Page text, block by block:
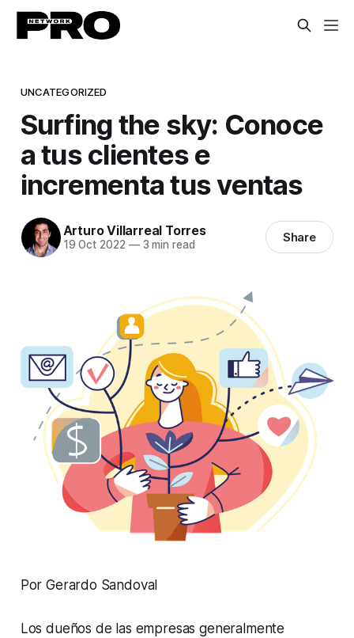
UNCATEGORIZED
Surfing the sky: Conoce
a tus clientes e
incrementa tus ventas
Arturo Villarreal Torres
19 Oct 2022 —3 min read Share
Por Gerardo Sandoval
Los dueños de las empresas generalmente